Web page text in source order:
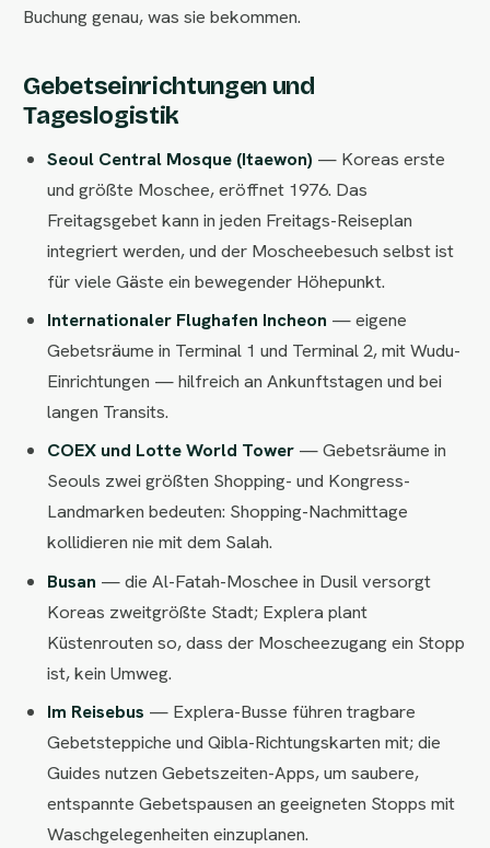
Buchung genau, was sie bekommen.
Gebetseinrichtungen und
Tageslogistik
Seoul Central Mosque (Itaewon) — Koreas erste
und größte Moschee, eröffnet 1976. Das
Freitagsgebet kann in jeden Freitags-Reiseplan
integriert werden, und der Moscheebesuch selbst ist
für viele Gäste ein bewegender Höhepunkt.
Internationaler Flughafen Incheon — eigene
Gebetsräume in Terminal 1 und Terminal 2, mit Wudu-
Einrichtungen — hilfreich an Ankunftstagen und bei
langen Transits.
COEX und Lotte World Tower— Gebetsräume in
Seouls zwei größten Shopping- und Kongress-
Landmarken bedeuten: Shopping-Nachmittage
kollidieren nie mit dem Salah.
Busan — die Al-Fatah-Moschee in Dusil versorgt
Koreas zweitgrößte Stadt; Explera plant
Küstenrouten so, dass der Moscheezugang ein Stopp
ist, kein Umweg.
Im Reisebus — Explera-Busse führen tragbare
Gebetsteppiche und Qibla-Richtungskarten mit; die
Guides nutzen Gebetszeiten-Apps, um saubere,
entspannte Gebetspausen an geeigneten Stopps mit
Waschgelegenheiten einzuplanen.